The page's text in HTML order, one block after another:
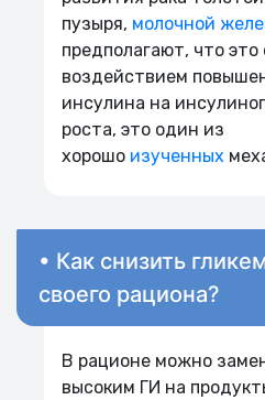
пузыря, молочной
предполагают, что это
воздействием
инсулина на
роста, это один из
хорошо изученных
• Как снизить
своего рациона?
В рационе можно
высоким ГИ на